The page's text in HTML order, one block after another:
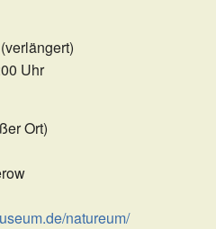
Uhr
Ort)
natureum/